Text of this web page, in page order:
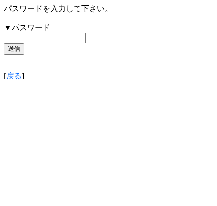
パスワードを入力して下さい。
▼パスワード
[戻る]